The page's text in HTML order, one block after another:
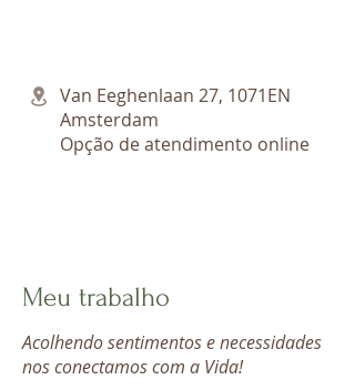
Van Eeghenlaan 27, 1071EN
Amsterdam
Opção de atendimento online
Meu trabalho
Acolhendo sentimentos e necessidades
nos conectamos com a Vida!